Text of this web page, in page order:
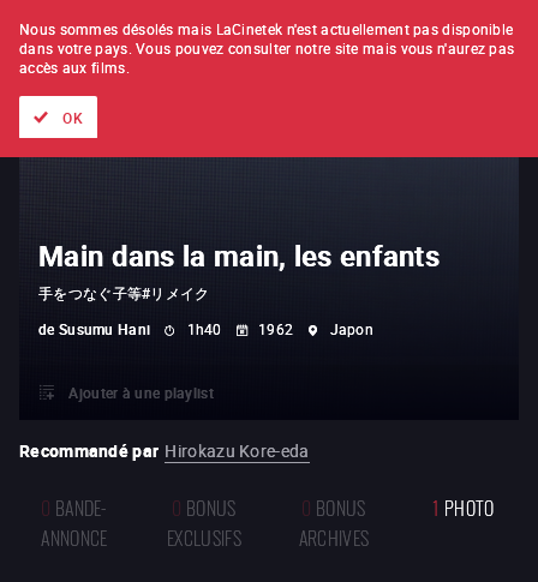
À L'UNITÉ ABONNEMENT
Main dans la main, les enfants
手をつなぐ子等#リメイク
de Susumu Hani 1h40 1962 Japon
Ajouter à une playlist
Recommandé par Hirokazu Kore-eda
0 BANDE-
ANNONCE
0 BONUS
EXCLUSIFS
0 BONUS
ARCHIVES
1 PHOTO
Nous sommes désolés mais LaCinetek n'est actuellement pas disponible
dans votre pays. Vous pouvez consulter notre site mais vous n'aurez pas
accès aux films.
OK